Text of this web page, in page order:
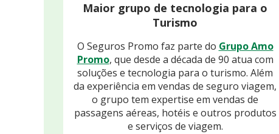
Maior grupo de tecnologia para o
Turismo
O Seguros Promo faz parte do Grupo Amo
Promo, que desde a década de 90 atua com
soluções e tecnologia para o turismo. Além
da experiência em vendas de seguro viagem,
o grupo tem expertise em vendas de
passagens aéreas, hotéis e outros produtos
e serviços de viagem.